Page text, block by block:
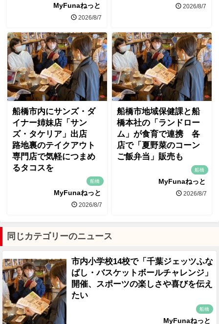
MyFunaねっと
2026/8/7
2026/8/7
船橋市内にサンズ・ダ
イナー姉妹店「サン
ズ・タケリア」出店
路地裏のテイクアウト
専門店で気軽につまめ
るタコスを
船橋
MyFunaねっと
2026/8/7
船橋市地域保健課と船
橋本社の「ランドロー
ム」が食育で連携 各
店で「夏野菜のコーン
ご飯弁当」販売も
船橋
MyFunaねっと
2026/8/7
同じカテゴリーのニュース
市内小学校14校で「千葉ジェッツふな
ばし・バスケットボールチャレンジ」
開催、スポーツの楽しさや喜びを伝え
たい
船橋
MyFunaねっと